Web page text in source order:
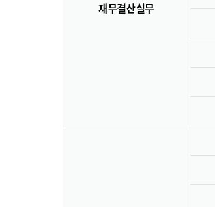
재무결산실무